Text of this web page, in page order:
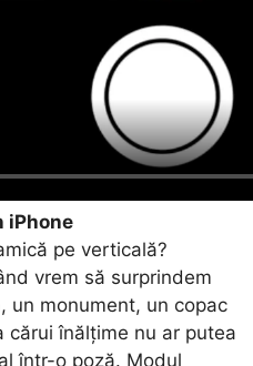
iPhone
pe verticală?
vrem să surprindem
un monument, un copac
înălțime nu ar putea
într-o poză. Modul